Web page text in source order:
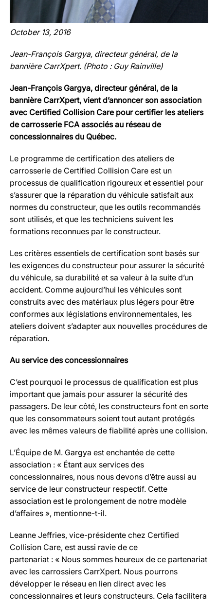
October 13, 2016
Jean-François Gargya, directeur général, de la
bannière CarrXpert. (Photo : Guy Rainville)
Jean-François Gargya, directeur général, de la
bannière CarrXpert, vient d’annoncer son association
avec Certified Collision Care pour certifier les ateliers
de carrosserie FCA associés au réseau de
concessionnaires du Québec.
Le programme de certification des ateliers de
carrosserie de Certified Collision Care est un
processus de qualification rigoureux et essentiel pour
s’assurer que la réparation du véhicule satisfait aux
normes du constructeur, que les outils recommandés
sont utilisés, et que les techniciens suivent les
formations reconnues par le constructeur.
Les critères essentiels de certification sont basés sur
les exigences du constructeur pour assurer la sécurité
du véhicule, sa durabilité et sa valeur à la suite d’un
accident. Comme aujourd’hui les véhicules sont
construits avec des matériaux plus légers pour être
conformes aux législations environnementales, les
ateliers doivent s’adapter aux nouvelles procédures de
réparation.
Au service des concessionnaires
C’est pourquoi le processus de qualification est plus
important que jamais pour assurer la sécurité des
passagers. De leur côté, les constructeurs font en sorte
que les consommateurs soient tout autant protégés
avec les mêmes valeurs de fiabilité après une collision.
L’Équipe de M. Gargya est enchantée de cette
association : « Étant aux services des
concessionnaires, nous nous devons d’être aussi au
service de leur constructeur respectif. Cette
association est le prolongement de notre modèle
d’affaires », mentionne-t-il.
Leanne Jeffries, vice-présidente chez Certified
Collision Care, est aussi ravie de ce
partenariat : « Nous sommes heureux de ce partenariat
avec les carrossiers CarrXpert. Nous pourrons
développer le réseau en lien direct avec les
concessionnaires et leurs constructeurs. Cela facilitera